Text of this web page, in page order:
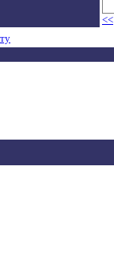
<<